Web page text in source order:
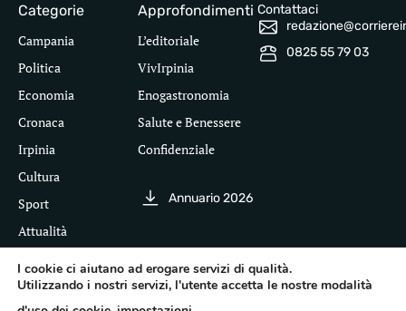
Categorie
Campania
Politica
Economia
Cronaca
Irpinia
Cultura
Sport
Attualità
Approfondimenti
L’editoriale
VivIrpinia
Enogastronomia
Salute e Benessere
Confidenziale
Annuario 2026
Contattaci
0825 55 79 03
Segui il Corriere dell'Irpinia
I cookie ci aiutano ad erogare servizi di qualità.
Utilizzando i nostri servizi, l'utente accetta le nostre modalità